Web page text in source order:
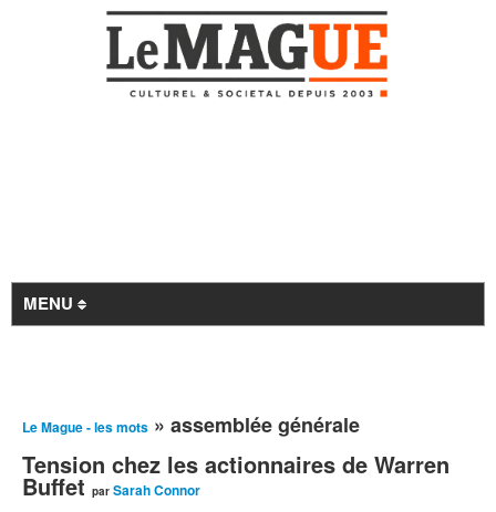
MENU
À la Une
Archives
Arts
Le Mague - les mots » assemblée générale
Tension chez les actionnaires de Warren
Buffet par Sarah Connor